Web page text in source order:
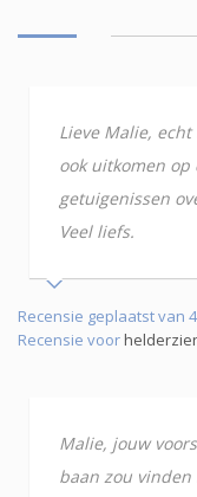
Lieve Malie,
ook uitkomen op
getuigenissen
Veel liefs.
Recensie geplaatst van 4
Recensie voor
Malie, jouw
baan zou